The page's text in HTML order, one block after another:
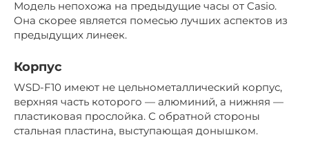
Модель непохожа на предыдущие часы от Casio.
Она скорее является помесью лучших аспектов из
предыдущих линеек.
Корпус
WSD-F10 имеют не цельнометаллический корпус,
верхняя часть которого — алюминий, а нижняя —
пластиковая прослойка. С обратной стороны
стальная пластина, выступающая донышком.